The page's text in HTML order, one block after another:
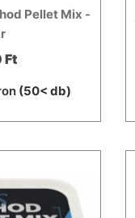
Pellet Mix -
Ft
(50< db)